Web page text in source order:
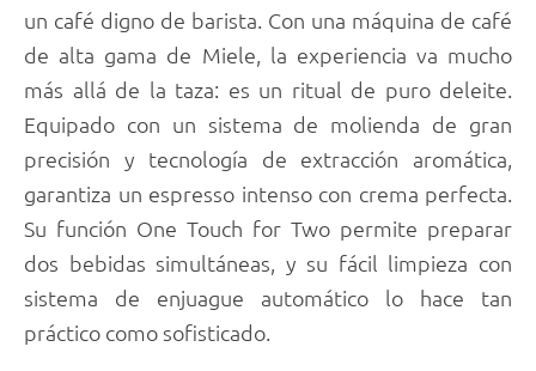
un café digno de barista. Con una máquina de café
de alta gama de Miele, la experiencia va mucho
más allá de la taza: es un ritual de puro deleite.
Equipado con un sistema de molienda de gran
precisión y tecnología de extracción aromática,
garantiza un espresso intenso con crema perfecta.
Su función One Touch for Two permite preparar
dos bebidas simultáneas, y su fácil limpieza con
sistema de enjuague automático lo hace tan
práctico como sofisticado.